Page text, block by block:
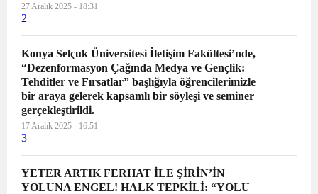
27 Aralık 2025 - 18:31
2
Konya Selçuk Üniversitesi İletişim Fakültesi’nde,
“Dezenformasyon Çağında Medya ve Gençlik:
Tehditler ve Fırsatlar” başlığıyla öğrencilerimizle
bir araya gelerek kapsamlı bir söyleşi ve seminer
gerçekleştirildi.
17 Aralık 2025 - 16:51
3
YETER ARTIK FERHAT İLE ŞİRİN’İN
YOLUNA ENGEL! HALK TEPKİLİ: “YOLU